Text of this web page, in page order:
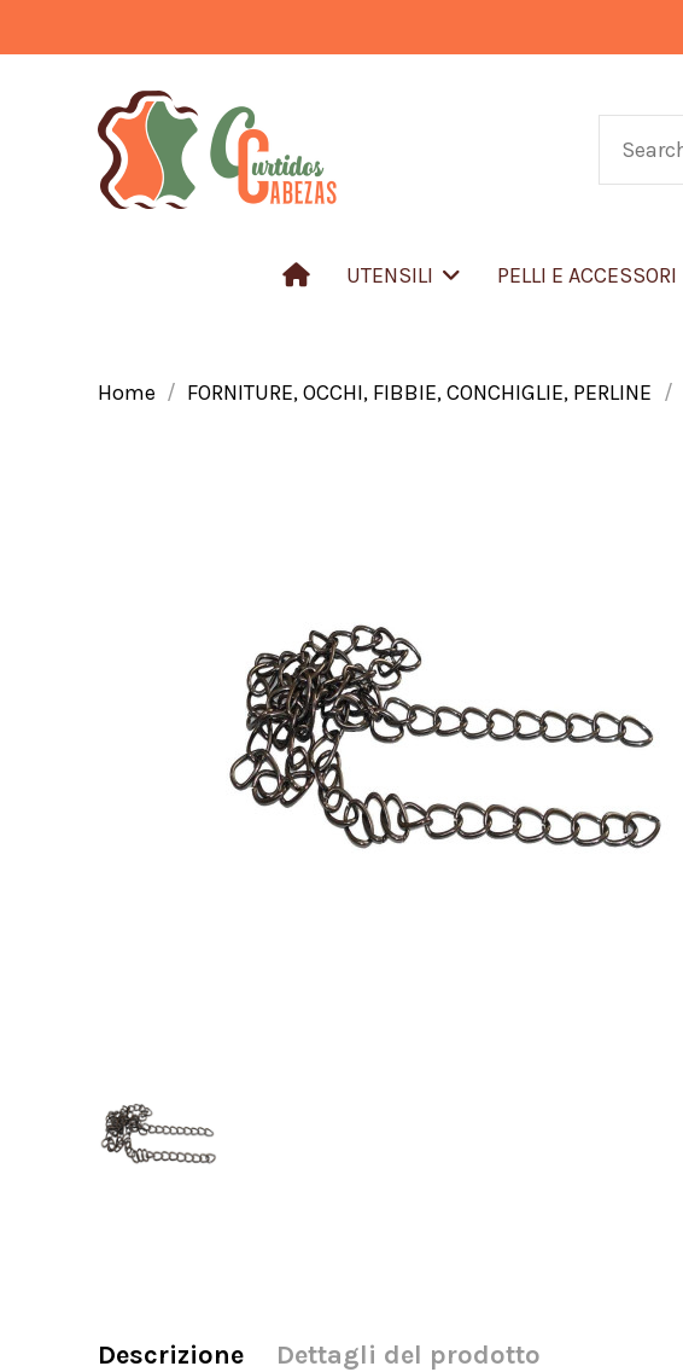
UTENSILI PELLI E ACCESSORI
Home FORNITURE, OCCHI, FIBBIE, CONCHIGLIE, PERLINE
Descrizione Dettagli del prodotto